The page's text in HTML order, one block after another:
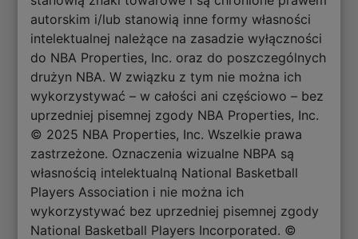
autorskim i/lub stanowią inne formy własności
intelektualnej należące na zasadzie wyłączności
do NBA Properties, Inc. oraz do poszczególnych
drużyn NBA. W związku z tym nie można ich
wykorzystywać – w całości ani częściowo – bez
uprzedniej pisemnej zgody NBA Properties, Inc.
© 2025 NBA Properties, Inc. Wszelkie prawa
zastrzeżone. Oznaczenia wizualne NBPA są
własnością intelektualną National Basketball
Players Association i nie można ich
wykorzystywać bez uprzedniej pisemnej zgody
National Basketball Players Incorporated. ©